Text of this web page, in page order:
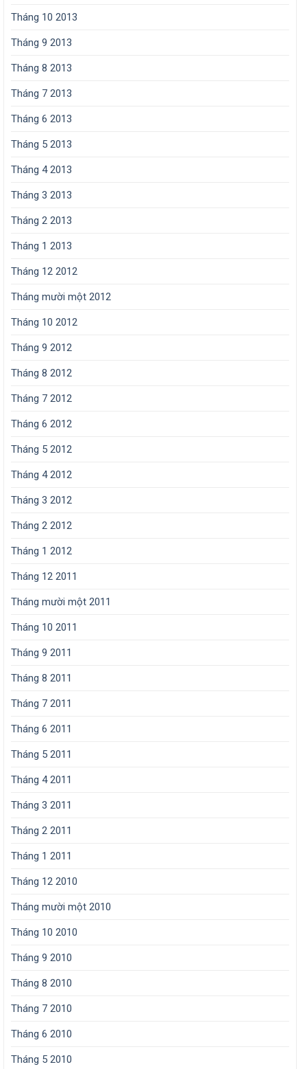
Tháng 10 2013
Tháng 9 2013
Tháng 8 2013
Tháng 7 2013
Tháng 6 2013
Tháng 5 2013
Tháng 4 2013
Tháng 3 2013
Tháng 2 2013
Tháng 1 2013
Tháng 12 2012
Tháng mười một 2012
Tháng 10 2012
Tháng 9 2012
Tháng 8 2012
Tháng 7 2012
Tháng 6 2012
Tháng 5 2012
Tháng 4 2012
Tháng 3 2012
Tháng 2 2012
Tháng 1 2012
Tháng 12 2011
Tháng mười một 2011
Tháng 10 2011
Tháng 9 2011
Tháng 8 2011
Tháng 7 2011
Tháng 6 2011
Tháng 5 2011
Tháng 4 2011
Tháng 3 2011
Tháng 2 2011
Tháng 1 2011
Tháng 12 2010
Tháng mười một 2010
Tháng 10 2010
Tháng 9 2010
Tháng 8 2010
Tháng 7 2010
Tháng 6 2010
Tháng 5 2010